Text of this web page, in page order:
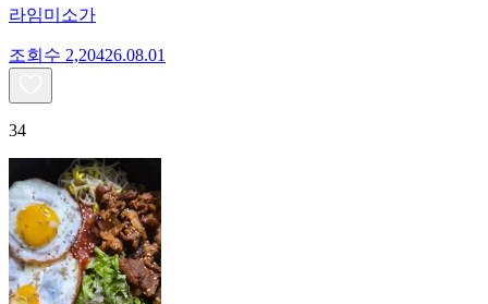
라임미소가
조회수 2,20426.08.01
34